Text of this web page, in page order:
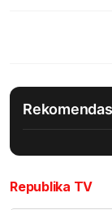
Republika TV